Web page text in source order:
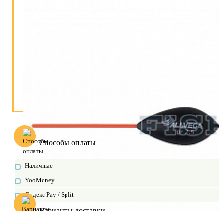
Способы оплаты
Наличные
YooMoney
Яндекс Pay / Split